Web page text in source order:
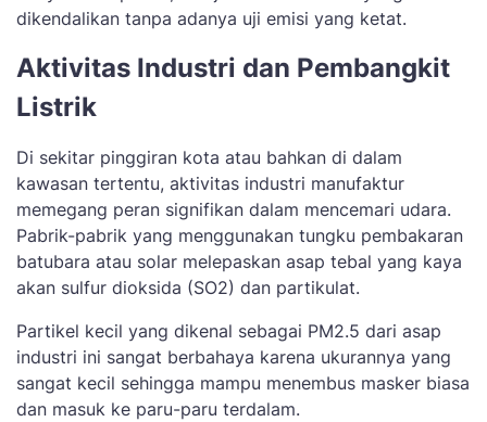
dikendalikan tanpa adanya uji emisi yang ketat.
Aktivitas Industri dan Pembangkit
Listrik
Di sekitar pinggiran kota atau bahkan di dalam
kawasan tertentu, aktivitas industri manufaktur
memegang peran signifikan dalam mencemari udara.
Pabrik-pabrik yang menggunakan tungku pembakaran
batubara atau solar melepaskan asap tebal yang kaya
akan sulfur dioksida (SO2) dan partikulat.
Partikel kecil yang dikenal sebagai PM2.5 dari asap
industri ini sangat berbahaya karena ukurannya yang
sangat kecil sehingga mampu menembus masker biasa
dan masuk ke paru-paru terdalam.